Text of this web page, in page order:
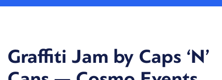
Graffiti Jam by Caps ‘N’